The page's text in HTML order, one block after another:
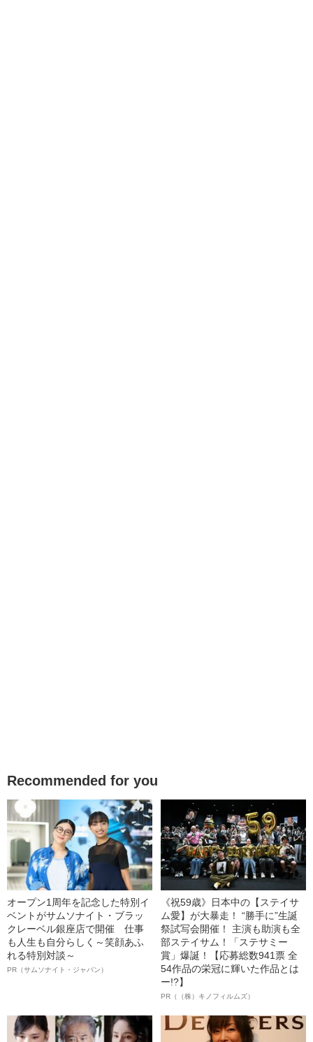
Recommended for you
オープン1周年を記念した特別イ
ベントがサムソナイト・ブラッ
クレーベル銀座店で開催 仕事
も人生も自分らしく～笑顔あふ
れる特別対談～
PR（サムソナイト・ジャパン）
《祝59歳》日本中の【ステイサ
ム愛】が大暴走！ “勝手に”生誕
祭試写会開催！ 主演も助演も全
部ステイサム！「ステサミー
賞」爆誕！【応募総数941票 全
54作品の栄冠に輝いた作品とは
ー!?】
PR（（株）キノフィルムズ）